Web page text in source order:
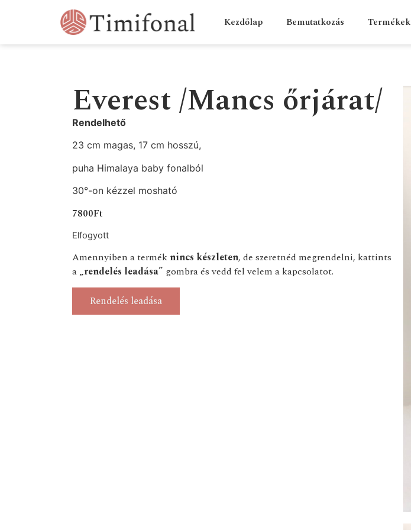
Kezdőlap Bemutatkozás Termékek
Everest /Mancs őrjárat/
Rendelhető
23 cm magas, 17 cm hosszú,
puha Himalaya baby fonalból
30°-on kézzel mosható
7800Ft
Elfogyott
Amennyiben a termék nincs készleten, de szeretnéd megrendelni, kattints
a „rendelés leadása” gombra és vedd fel velem a kapcsolatot.
Rendelés leadása